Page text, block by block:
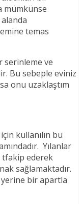
mümkünse
temas
serinleme ve
Bu sebeple eviniz
onu uzaklaştım
kullanılın bu
Yılanlar
tfakip ederek
sağlamaktadır.
bir apartla